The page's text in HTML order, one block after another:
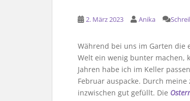
2. März 2023 Anika
Während bei uns im Garten die
Welt ein wenig bunter machen,
Jahren habe ich im Keller
Februar auspacke. Durch meine
inzwischen gut gefüllt. Die